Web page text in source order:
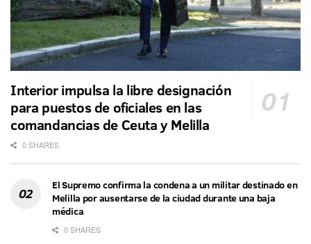
Interior impulsa la libre designación
para puestos de oficiales en las
comandancias de Ceuta y Melilla
0 SHARES
El Supremo confirma la condena a un militar destinado en
Melilla por ausentarse de la ciudad durante una baja
médica
0 SHARES